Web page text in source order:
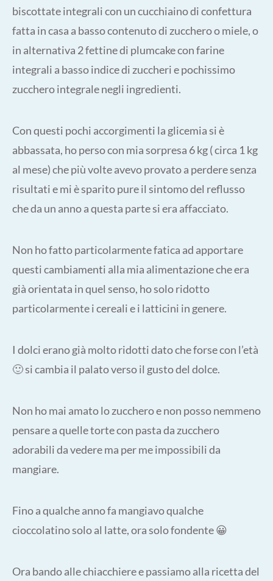
biscottate integrali con un cucchiaino di confettura
fatta in casa a basso contenuto di zucchero o miele, o
in alternativa 2 fettine di plumcake con farine
integrali a basso indice di zuccheri e pochissimo
zucchero integrale negli ingredienti.
Con questi pochi accorgimenti la glicemia si è
abbassata, ho perso con mia sorpresa 6 kg ( circa 1 kg
al mese) che più volte avevo provato a perdere senza
risultati e mi è sparito pure il sintomo del reflusso
che da un anno a questa parte si era affacciato.
Non ho fatto particolarmente fatica ad apportare
questi cambiamenti alla mia alimentazione che era
già orientata in quel senso, ho solo ridotto
particolarmente i cereali e i latticini in genere.
I dolci erano già molto ridotti dato che forse con l’età
🙂 si cambia il palato verso il gusto del dolce.
Non ho mai amato lo zucchero e non posso nemmeno
pensare a quelle torte con pasta da zucchero
adorabili da vedere ma per me impossibili da
mangiare.
Fino a qualche anno fa mangiavo qualche
cioccolatino solo al latte, ora solo fondente 😀
Ora bando alle chiacchiere e passiamo alla ricetta del